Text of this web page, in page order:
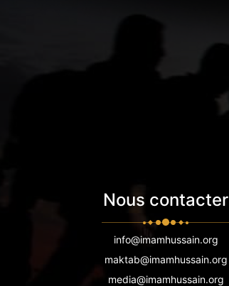
Nous contacter
info@imamhussain.org
maktab@imamhussain.org
media@imamhussain.org